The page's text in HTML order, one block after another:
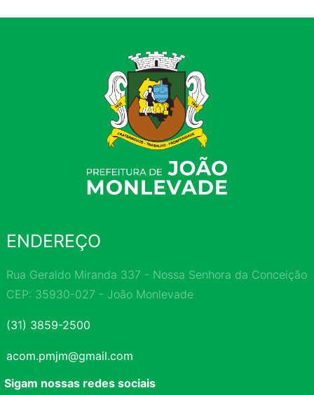
ENDEREÇO
Rua Geraldo Miranda 337 - Nossa Senhora da Conceição
CEP: 35930-027 - João Monlevade
(31) 3859-2500
acom.pmjm@gmail.com
Sigam nossas redes sociais